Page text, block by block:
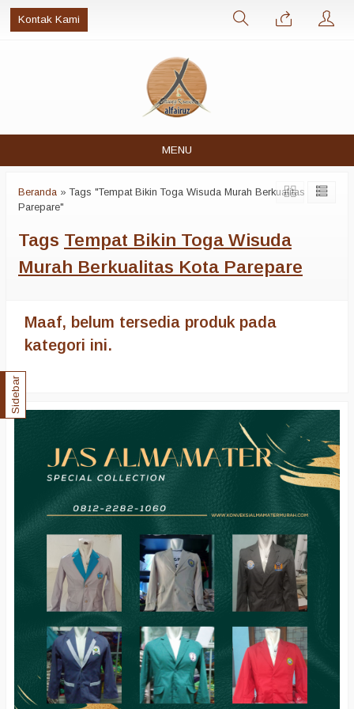
Kontak Kami
MENU
Beranda »Tags "Tempat Bikin Toga Wisuda Murah Berkualitas Kota
Parepare"
Tags Tempat Bikin Toga Wisuda
Murah Berkualitas Kota Parepare
Maaf, belum tersedia produk pada
kategori ini.
Sidebar